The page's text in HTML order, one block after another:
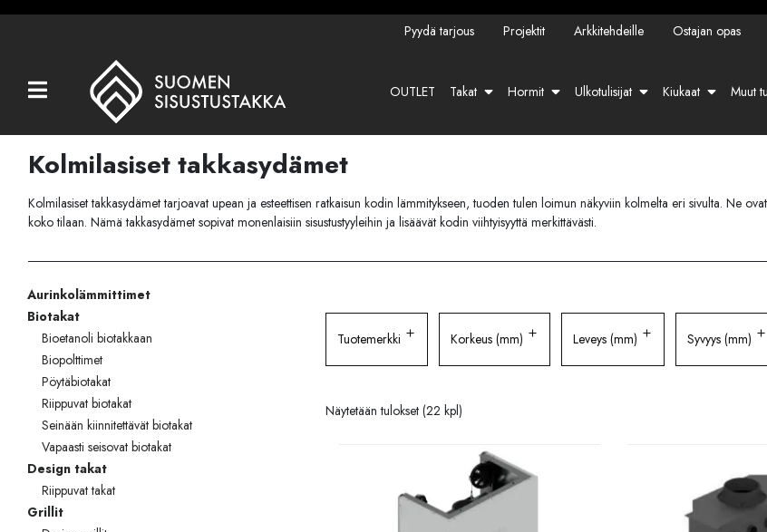
Kaikki tuotteet
Takat
Hormit
Ulkotulisijat
Kiukaat
Muut tuotteet
Palvelut
Kampanjat
Yhteystiedot
Pyydä tarjous Projektit Arkkitehdeille Ostajan opas
OUTLET Takat Hormit Ulkotulisijat Kiukaat Muut
Kolmilasiset takkasydämet
Kolmilasiset takkasydämet tarjoavat upean ja esteettisen ratkaisun kodin lämmitykseen, tuoden tulen loimun näkyviin kolmelta eri sivulta. Ne
koko tilaan. Nämä takkasydämet sopivat monenlaisiin sisustustyyleihin ja lisäävät kodin viihtyisyyttä merkittävästi.
Aurinkolämmittimet
Biotakat
Bioetanoli biotakkaan
Biopolttimet
Pöytäbiotakat
Riippuvat biotakat
Seinään kiinnitettävät biotakat
Vapaasti seisovat biotakat
Design takat
Riippuvat takat
Grillit
Tuotemerkki Korkeus (mm) Leveys (mm) Syvyys (mm)
Näytetään tulokset (22 kpl)